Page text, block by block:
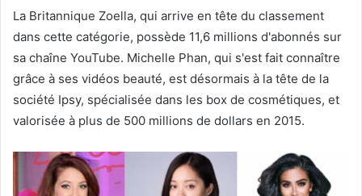
La Britannique Zoella, qui arrive en tête du classement
dans cette catégorie, possède 11,6 millions d'abonnés sur
sa chaîne YouTube. Michelle Phan, qui s'est fait connaître
grâce à ses vidéos beauté, est désormais à la tête de la
société Ipsy, spécialisée dans les box de cosmétiques, et
valorisée à plus de 500 millions de dollars en 2015.